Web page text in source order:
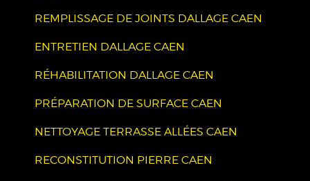
REMPLISSAGE DE JOINTS DALLAGE CAEN
ENTRETIEN DALLAGE CAEN
RÉHABILITATION DALLAGE CAEN
PRÉPARATION DE SURFACE CAEN
NETTOYAGE TERRASSE ALLÉES CAEN
RECONSTITUTION PIERRE CAEN